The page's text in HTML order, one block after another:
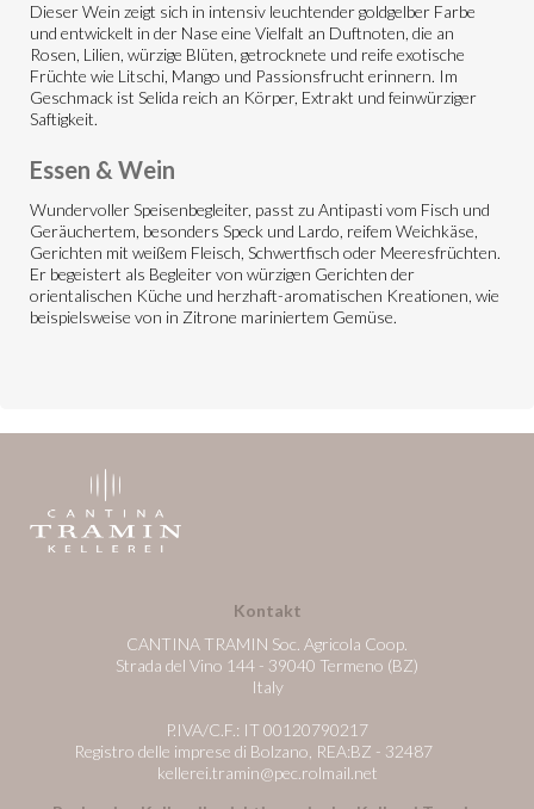
Dieser Wein zeigt sich in intensiv leuchtender goldgelber Farbe
und entwickelt in der Nase eine Vielfalt an Duftnoten, die an
Rosen, Lilien, würzige Blüten, getrocknete und reife exotische
Früchte wie Litschi, Mango und Passionsfrucht erinnern. Im
Geschmack ist Selida reich an Körper, Extrakt und feinwürziger
Saftigkeit.
Essen & Wein
Wundervoller Speisenbegleiter, passt zu Antipasti vom Fisch und
Geräuchertem, besonders Speck und Lardo, reifem Weichkäse,
Gerichten mit weißem Fleisch, Schwertfisch oder Meeresfrüchten.
Er begeistert als Begleiter von würzigen Gerichten der
orientalischen Küche und herzhaft-aromatischen Kreationen, wie
beispielsweise von in Zitrone mariniertem Gemüse.
Kontakt
CANTINA TRAMIN Soc. Agricola Coop.
Strada del Vino 144 - 39040 Termeno (BZ)
Italy
P.IVA/C.F.: IT 00120790217
Registro delle imprese di Bolzano, REA:BZ - 32487
kellerei.tramin@pec.rolmail.net